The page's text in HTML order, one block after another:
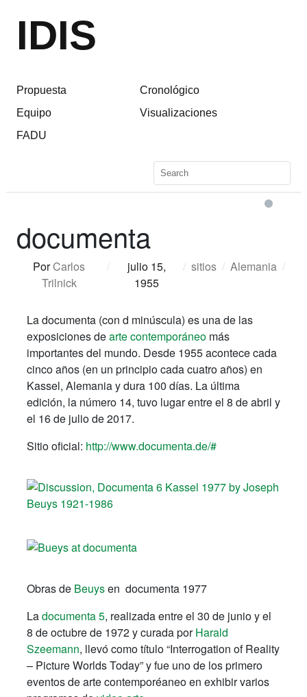
IDIS
Propuesta
Equipo
FADU
Cronológico
Visualizaciones
documenta
PorCarlos
Trilnick
/
julio 15,
1955
/ sitios / Alemania /
La documenta (con d minúscula) es una de las
exposiciones dearte contemporáneo más
importantes del mundo. Desde 1955 acontece cada
cinco años (en un principio cada cuatro años) en
Kassel, Alemania y dura 100 días. La última
edición, la número 14, tuvo lugar entre el 8 de abril y
el 16 de julio de 2017.
Sitio oficial: http://www.documenta.de/#
Obras de Beuysen documenta 1977
Ladocumenta 5, realizada entre el 30 de junio y el
8 de octubre de 1972 y curada porHarald
Szeemann, llevó como título “Interrogation of Reality
– Picture Worlds Today” y fue uno de los primero
eventos de arte contemporéaneo en exhibir varios